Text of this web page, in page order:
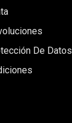
De Datos